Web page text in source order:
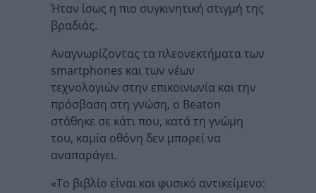
Ήταν ίσως η πιο συγκινητική στιγμή της
βραδιάς.
Αναγνωρίζοντας τα πλεονεκτήματα των
smartphones και των νέων
τεχνολογιών στην επικοινωνία και την
πρόσβαση στη γνώση, ο Beaton
στάθηκε σε κάτι που, κατά τη γνώμη
του, καμία οθόνη δεν μπορεί να
αναπαράγει.
«Το βιβλίο είναι και φυσικό αντικείμενο: